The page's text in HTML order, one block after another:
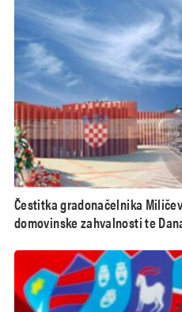
Čestitka gradonačelnika
domovinske zahvalnosti te